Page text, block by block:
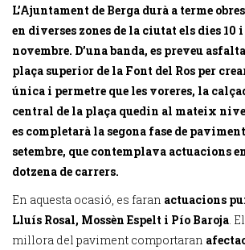
L’Ajuntament de Berga durà a terme
en diverses zones de la ciutat els dies 10 i
novembre. D’una banda, es preveu
plaça superior de la Font del Ros per
única i permetre que les voreres, la
central de la plaça quedin al mateix
es completarà la segona fase de
setembre, que contemplava actuacions
dotzena de carrers.
En aquesta ocasió, es faran actuacions
Lluís Rosal, Mossèn Espelt i Pío Baroja.
millora del paviment comportaran